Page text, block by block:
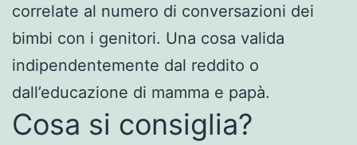
correlate al numero di conversazioni dei
bimbi con i genitori. Una cosa valida
indipendentemente dal reddito o
dall’educazione di mamma e papà.
Cosa si consiglia?